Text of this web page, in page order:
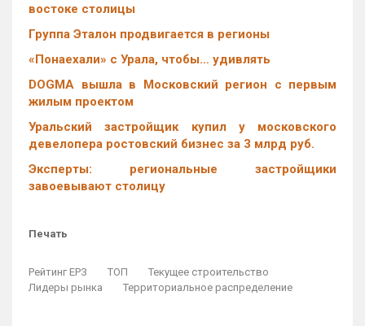
востоке столицы
Группа Эталон продвигается в регионы
«Понаехали» с Урала, чтобы… удивлять
DOGMA вышла в Московский регион с первым
жилым проектом
Уральский застройщик купил у московского
девелопера ростовский бизнес за 3 млрд руб.
Эксперты: региональные застройщики
завоевывают столицу
Печать
Рейтинг ЕРЗ ТОП
Текущее строительство
Лидеры рынка
Территориальное распределение